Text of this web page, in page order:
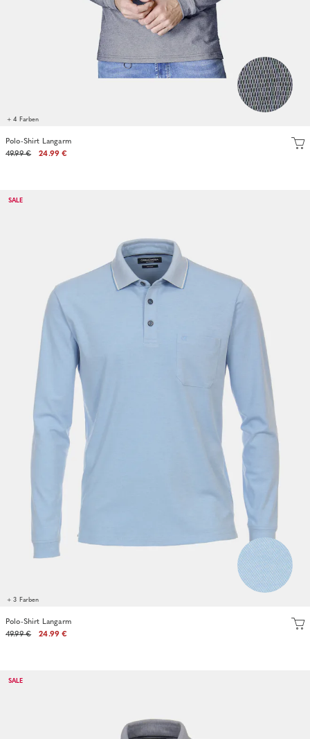
+ 4 Farben
Polo-Shirt Langarm
49.99 €
24.99 €
SALE
+ 3 Farben
Polo-Shirt Langarm
49.99 €
24.99 €
SALE